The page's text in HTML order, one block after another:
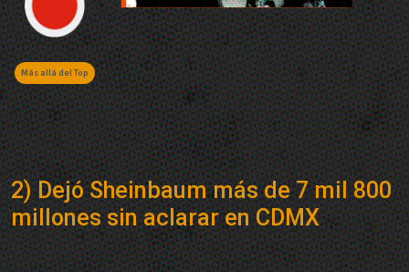
Más allá del Top
2) Dejó Sheinbaum más de 7 mil 800
millones sin aclarar en CDMX